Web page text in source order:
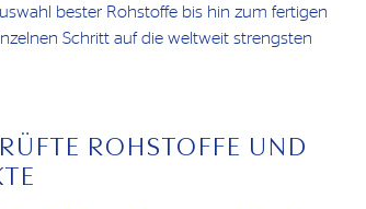
bester Rohstoffe bis hin zum fertigen
Schritt auf die weltweit strengsten
ROHSTOFFE UND